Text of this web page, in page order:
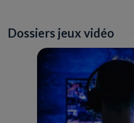
Dossiers jeux vidéo